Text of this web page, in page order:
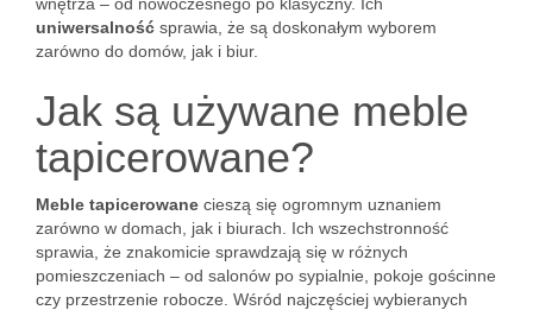
uniwersalność sprawia, że są doskonałym wyborem
zarówno do domów, jak i biur.
Jak są używane meble
tapicerowane?
Meble tapicerowane cieszą się ogromnym uznaniem
zarówno w domach, jak i biurach. Ich wszechstronność
sprawia, że znakomicie sprawdzają się w różnych
pomieszczeniach – od salonów po sypialnie, pokoje gościnne
czy przestrzenie robocze. Wśród najczęściej wybieranych